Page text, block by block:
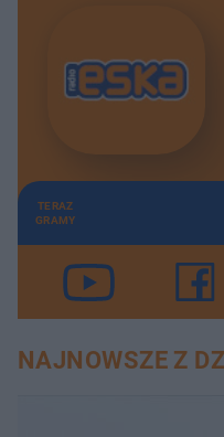
TERAZ
GRAMY
NAJNOWSZE Z